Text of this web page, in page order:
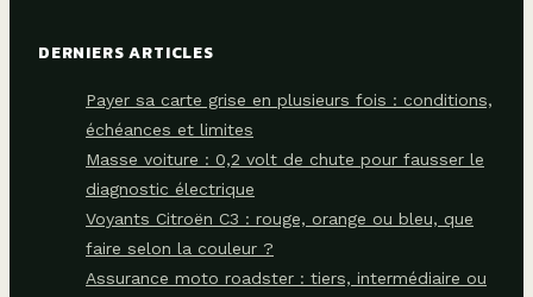
DERNIERS ARTICLES
Payer sa carte grise en plusieurs fois : conditions,
échéances et limites
Masse voiture : 0,2 volt de chute pour fausser le
diagnostic électrique
Voyants Citroën C3 : rouge, orange ou bleu, que
faire selon la couleur ?
Assurance moto roadster : tiers, intermédiaire ou